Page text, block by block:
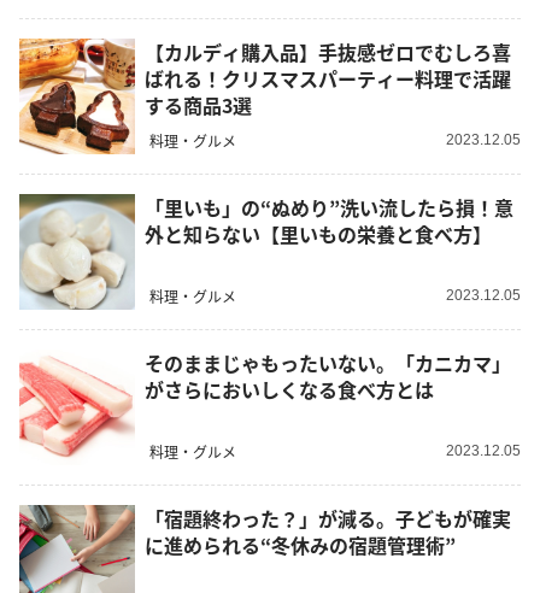
【カルディ購入品】手抜感ゼロでむしろ喜
ばれる！クリスマスパーティー料理で活躍
する商品3選
料理・グルメ 2023.12.05
「里いも」の“ぬめり”洗い流したら損！意
外と知らない【里いもの栄養と食べ方】
料理・グルメ 2023.12.05
そのままじゃもったいない。「カニカマ」
がさらにおいしくなる食べ方とは
料理・グルメ 2023.12.05
「宿題終わった？」が減る。子どもが確実
に進められる“冬休みの宿題管理術”